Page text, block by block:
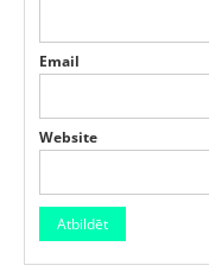
Email
Website